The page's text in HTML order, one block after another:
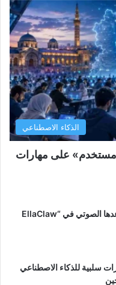
الذكاء الاصطناعي
مستخدم» على مهارات
تكنو تعيد ابتكار مساعدها الصوتي في “EllaClaw
سلبية للذكاء الاصطناعي